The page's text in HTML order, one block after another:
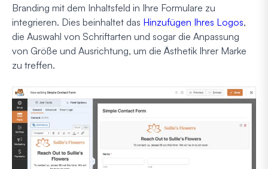
Branding mit dem Inhaltsfeld in Ihre Formulare zu
integrieren. Dies beinhaltet das Hinzufügen Ihres Logos,
die Auswahl von Schriftarten und sogar die Anpassung
von Größe und Ausrichtung, um die Ästhetik Ihrer Marke
zu treffen.